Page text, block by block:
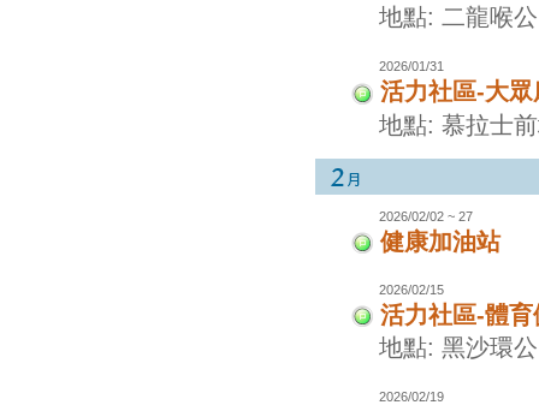
地點: 二龍喉
2026/01/31
活力社區-大眾
地點: 慕拉士
2026/02/02 ~ 27
健康加油站
2026/02/15
活力社區-體
地點: 黑沙環
2026/02/19